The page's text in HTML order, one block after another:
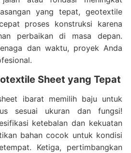
yang tepat, geotextile
proses konstruksi karena
perbaikan di masa depan.
dan waktu, proyek Anda
Sheet yang Tepat
ibarat memilih baju untuk
sesuai ukuran dan fungsi!
ketebalan dan kekuatan
bahan cocok untuk kondisi
Ketiga, pertimbangkan